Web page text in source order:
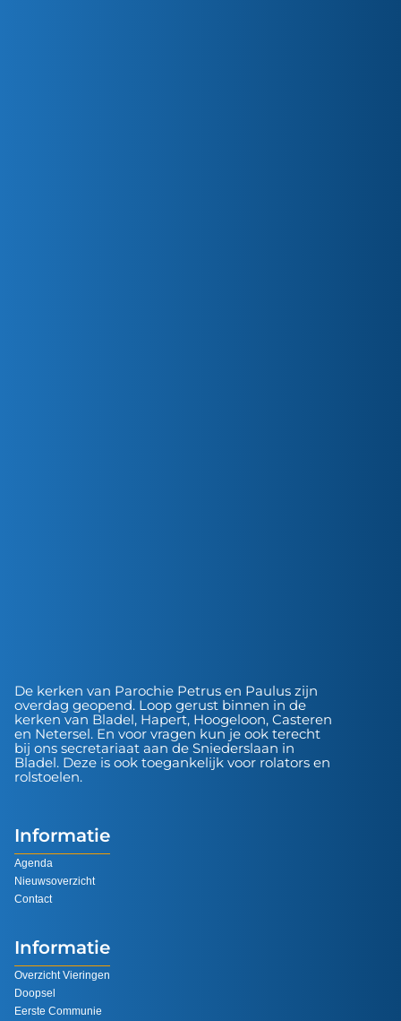
De kerken van Parochie Petrus en Paulus zijn
overdag geopend. Loop gerust binnen in de
kerken van Bladel, Hapert, Hoogeloon, Casteren
en Netersel. En voor vragen kun je ook terecht
bij ons secretariaat aan de Sniederslaan in
Bladel. Deze is ook toegankelijk voor rolators en
rolstoelen.
Informatie
Agenda
Nieuwsoverzicht
Contact
Informatie
Overzicht Vieringen
Doopsel
Eerste Communie